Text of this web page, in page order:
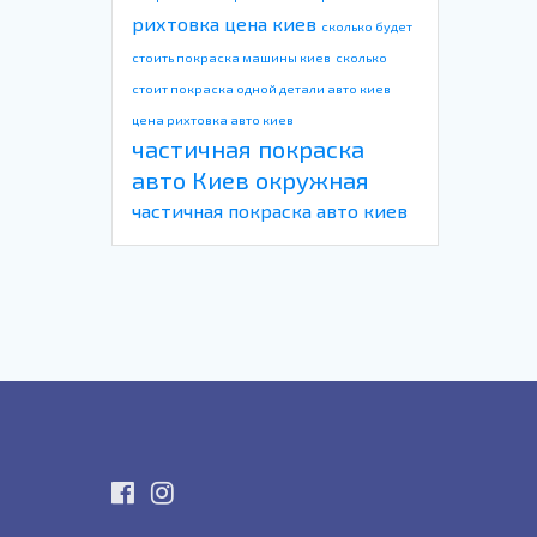
рихтовка цена киев сколько будет
стоить покраска машины киев сколько
стоит покраска одной детали авто киев
цена рихтовка авто киев
частичная покраска
авто Киев окружная
частичная покраска авто киев